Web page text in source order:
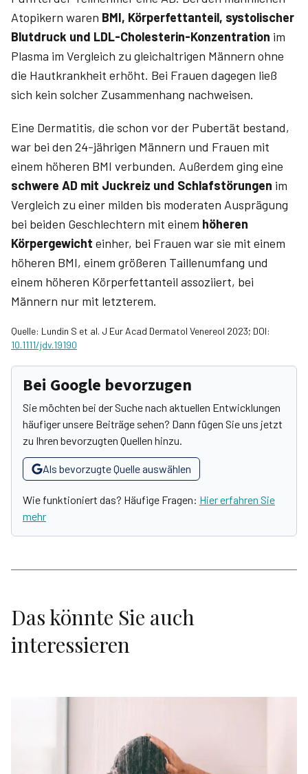
Atopikern waren BMI, Körperfettanteil, systolischer
Blutdruck und LDL-Cholesterin-Konzentration im
Plasma im Vergleich zu gleichaltrigen Männern ohne
die Hautkrankheit erhöht. Bei Frauen dagegen ließ
sich kein solcher Zusammenhang nachweisen.
Eine Dermatitis, die schon vor der Pubertät bestand,
war bei den 24-jährigen Männern und Frauen mit
einem höheren BMI verbunden. Außerdem ging eine
schwere AD mit Juckreiz und Schlafstörungen im
Vergleich zu einer milden bis moderaten Ausprägung
bei beiden Geschlechtern mit einem höheren
Körpergewicht einher, bei Frauen war sie mit einem
höheren BMI, einem größeren Taillenumfang und
einem höheren Körperfettanteil assoziiert, bei
Männern nur mit letzterem.
Quelle: Lundin S et al. J Eur Acad Dermatol Venereol 2023; DOI:
10.1111/jdv.19190
Bei Google bevorzugen
Sie möchten bei der Suche nach aktuellen Entwicklungen
häufiger unsere Beiträge sehen? Dann fügen Sie uns jetzt
zu Ihren bevorzugten Quellen hinzu.
Als bevorzugte Quelle auswählen
Wie funktioniert das? Häufige Fragen: Hier erfahren Sie
mehr
Das könnte Sie auch
interessieren